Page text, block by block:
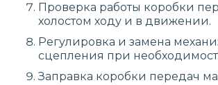
Проверка работы коробки
холостом ходу и в движении.
Регулировка и замена
сцепления при
Заправка коробки передач